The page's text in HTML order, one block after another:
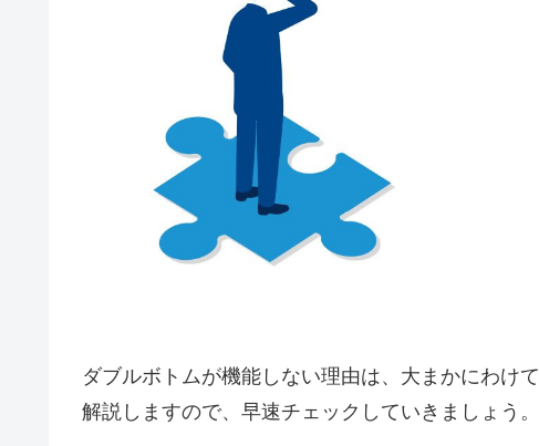
ダブルボトムが機能しない理由は、大まかにわけて
解説しますので、早速チェックしていきましょう。